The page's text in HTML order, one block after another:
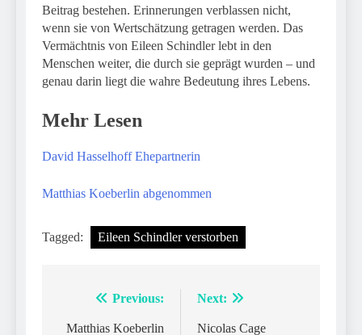
Beitrag bestehen. Erinnerungen verblassen nicht,
wenn sie von Wertschätzung getragen werden. Das
Vermächtnis von Eileen Schindler lebt in den
Menschen weiter, die durch sie geprägt wurden – und
genau darin liegt die wahre Bedeutung ihres Lebens.
Mehr Lesen
David Hasselhoff Ehepartnerin
Matthias Koeberlin abgenommen
Tagged: Eileen Schindler verstorben
Previous:
Matthias Koeberlin
Next:
Nicolas Cage